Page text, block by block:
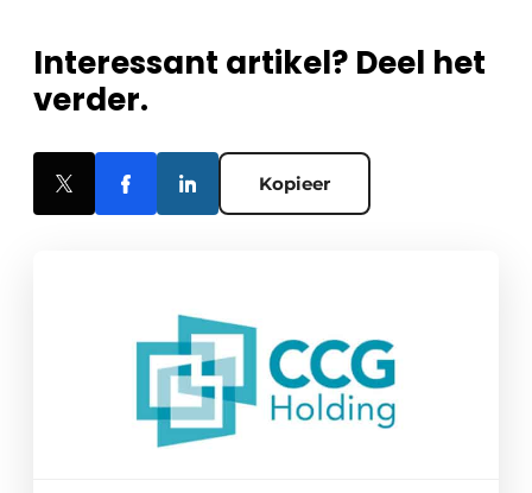
Interessant artikel? Deel het
verder.
Kopieer